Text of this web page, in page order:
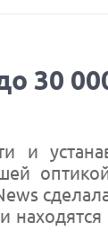
30
и